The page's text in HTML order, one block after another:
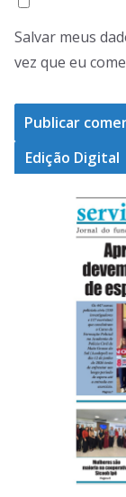
Salvar meus
vez que eu
Edição Digital